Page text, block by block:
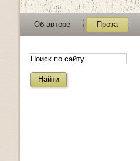
Об авторе Проза